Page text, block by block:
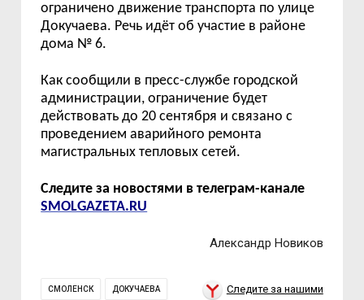
ограничено движение транспорта по улице
Докучаева. Речь идёт об участие в районе
дома № 6.
Как сообщили в пресс-службе городской
администрации, ограничение будет
действовать до 20 сентября и связано с
проведением аварийного ремонта
магистральных тепловых сетей.
Следите за новостями в телеграм-канале
SMOLGAZETA.RU
Александр Новиков
СМОЛЕНСК ДОКУЧАЕВА
Следите за нашими